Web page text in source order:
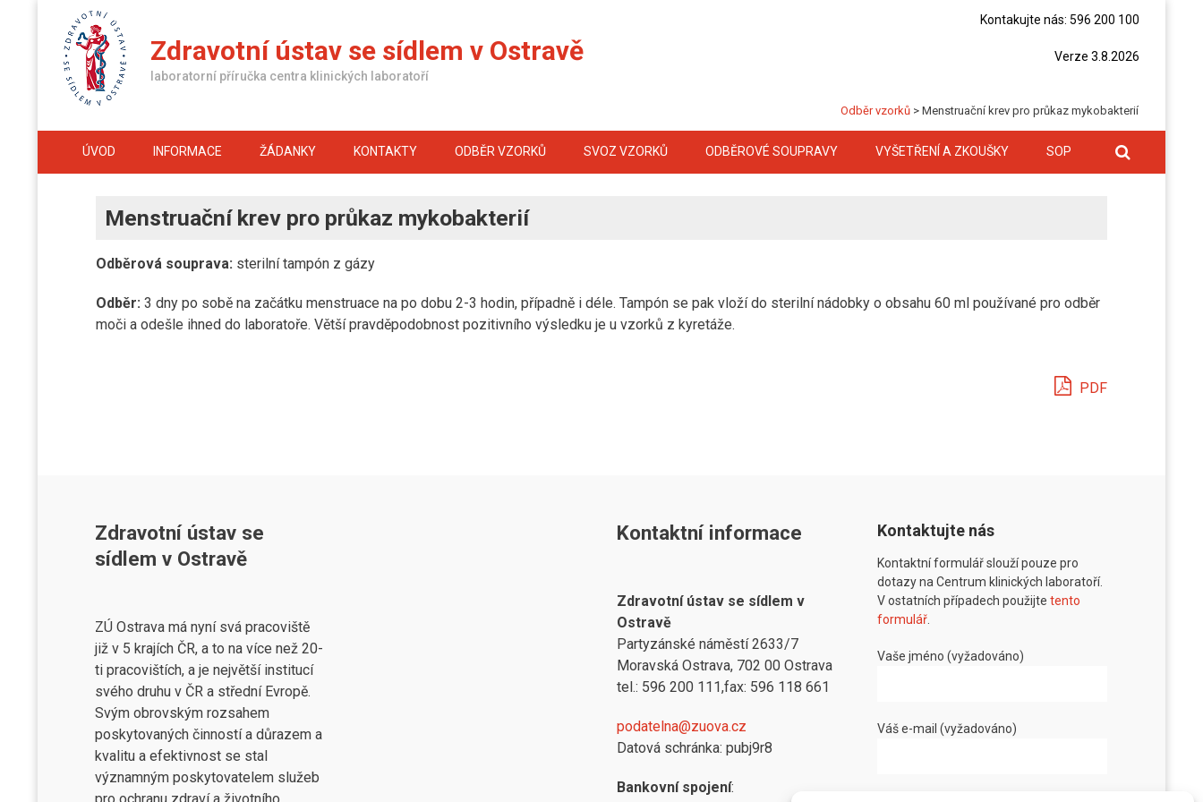
content
Zdravotní ústav se sídlem v Ostravě
laboratorní příručka centra klinických laboratoří
Kontakujte nás: 596 200 100
Verze 3.8.2026
Odběr vzorků > Menstruační krev pro průkaz mykobakterií
ÚVOD INFORMACE ŽÁDANKY KONTAKTY ODBĚR VZORKŮ SVOZ VZORKŮ ODBĚROVÉ SOUPRAVY VYŠETŘENÍ A ZKOUŠKY SOP
Menstruační krev pro průkaz mykobakterií
Odběrová souprava: sterilní tampón z gázy
Odběr: 3 dny po sobě na začátku menstruace na po dobu 2-3 hodin, případně i déle. Tampón se pak vloží do sterilní nádobky o obsahu 60 ml používané pro odběr
moči a odešle ihned do laboratoře. Větší pravděpodobnost pozitivního výsledku je u vzorků z kyretáže.
PDF
Zdravotní ústav se
sídlem v Ostravě
ZÚ Ostrava má nyní svá pracoviště
již v 5 krajích ČR, a to na více než 20-
ti pracovištích, a je největší institucí
svého druhu v ČR a střední Evropě.
Svým obrovským rozsahem
poskytovaných činností a důrazem a
kvalitu a efektivnost se stal
významným poskytovatelem služeb
Kontaktní informace
Zdravotní ústav se sídlem v
Ostravě
Partyzánské náměstí 2633/7
Moravská Ostrava, 702 00 Ostrava
tel.: 596 200 111,fax: 596 118 661
podatelna@zuova.cz
Datová schránka: pubj9r8
Bankovní spojení:
Kontaktujte nás
Kontaktní formulář slouží pouze pro
dotazy na Centrum klinických laboratoří.
V ostatních případech použijtetento
formulář
Vaše jméno (vyžadováno)
Váš e-mail (vyžadováno)